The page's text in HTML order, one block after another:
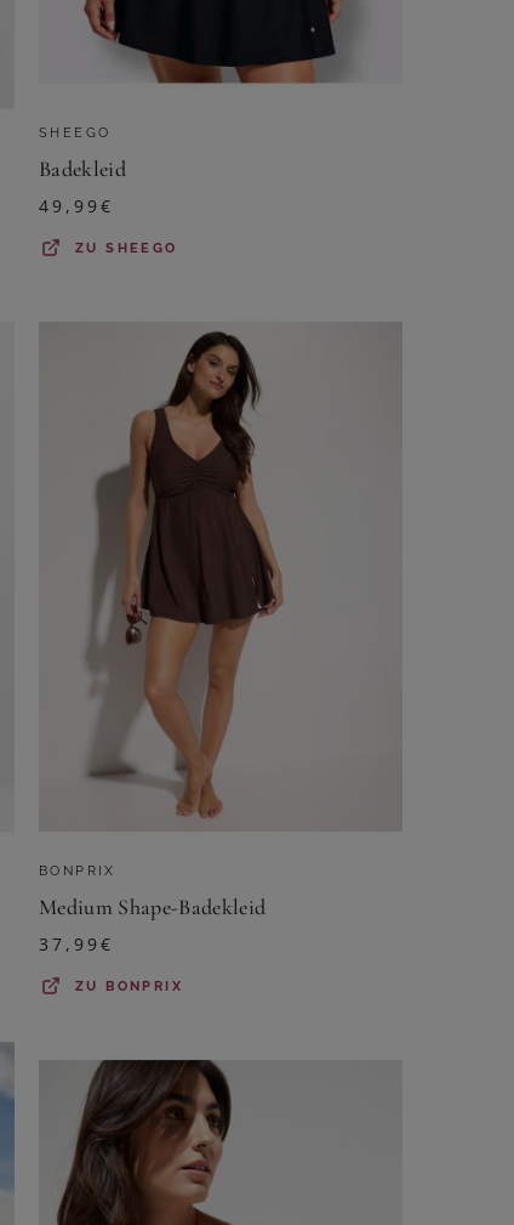
SHEEGO
Badekleid
49,99€
ZUSHEEGO
BONPRIX
Medium Shape-Badekleid
37,99€
ZU BONPRIX